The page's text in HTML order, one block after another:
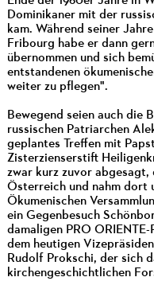
Dominikaner mit der
kam. Während seiner
Fribourg habe er dann
übernommen und sich
entstandenen
weiter zu pflegen".
Bewegend seien auch die
russischen Patriarchen
geplantes Treffen mit
Zisterzienserstift
zwar kurz zuvor
Österreich und nahm dort
Ökumenischen
ein Gegenbesuch
damaligen PRO
dem heutigen
Rudolf Prokschi, der sich
kirchengeschichtlichen